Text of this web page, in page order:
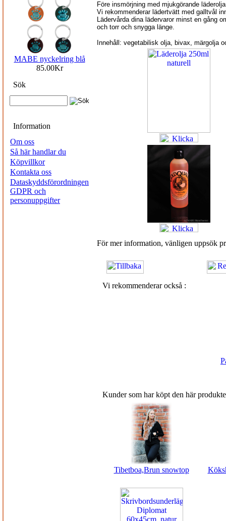
MABE nyckelring blå
85.00Kr
Sök
Information
Om oss
Så här handlar du
Köpvillkor
Kontakta oss
Dataskyddsförordningen
GDPR och
personuppgifter
Före insmörjning med mjukgörande
Vi rekommenderar lädertvätt med galltvål
Lädervårda dina lädervaror minst en gång
och torr och snygga länge.
Innehåll: vegetabilisk olja, bivax, märgolja
För mer information, vänligen uppsök
Vi rekommenderar också :
Kunder som har köpt den här
Tibetboa,Brun snowtop